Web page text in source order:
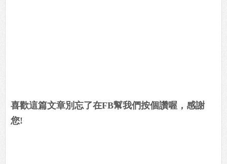
喜歡這篇文章別忘了在FB幫我們按個讚喔，感謝
您!